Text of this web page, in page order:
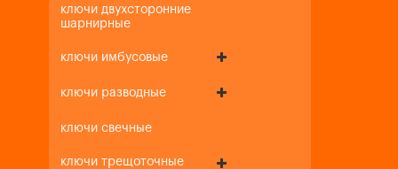
ключи двухсторонние
шарнирные
ключи имбусовые
ключи разводные
ключи свечные
ключи трещоточные